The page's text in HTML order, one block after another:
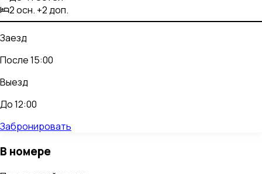
2 осн. +2 доп.
Заезд
После 15:00
Выезд
До 12:00
Забронировать
В номере